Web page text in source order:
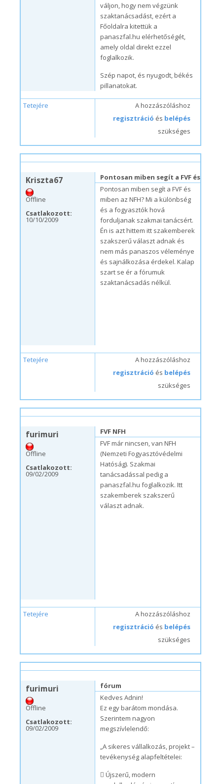
váljon, hogy nem végzünk
szaktanácsadást, ezért a
Főoldalra kitettük a
panaszfal.hu elérhetőségét,
amely oldal direkt ezzel
foglalkozik.
Szép napot, és nyugodt, békés
pillanatokat.
Tetejére
A hozzászóláshoz
regisztráció és belépés
szükséges
Kriszta67
Offline
Csatlakozott:
10/10/2009
Pontosan miben segít a FVF és
Pontosan miben segít a FVF és
miben az NFH? Mi a különbség
és a fogyasztók hová
forduljanak szakmai tanácsért.
Én is azt hittem itt szakemberek
szakszerű választ adnak és
nem más panaszos véleménye
és sajnálkozása érdekel. Kalap
szart se ér a fórumuk
szaktanácsadás nélkül.
Tetejére
A hozzászóláshoz
regisztráció és belépés
szükséges
furimuri
Offline
Csatlakozott:
09/02/2009
FVF NFH
FVF már nincsen, van NFH
(Nemzeti Fogyasztóvédelmi
Hatóság). Szakmai
tanácsadással pedig a
panaszfal.hu foglalkozik. Itt
szakemberek szakszerű
választ adnak.
Tetejére
A hozzászóláshoz
regisztráció és belépés
szükséges
furimuri
Offline
Csatlakozott:
09/02/2009
fórum
Kedves Adnin!
Ez egy barátom mondása.
Szerintem nagyon
megszívlelendő:
„A sikeres vállalkozás, projekt –
tevékenység alapfeltételei:
 Újszerű, modern